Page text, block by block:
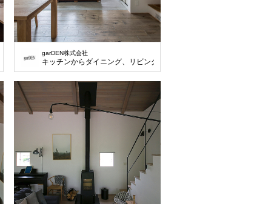
ことで、取り込んだ熱を蓄熱し、保温効果に。
garDEN株式会社
キッチンからダイニング、リビングまで続く吹き抜け。